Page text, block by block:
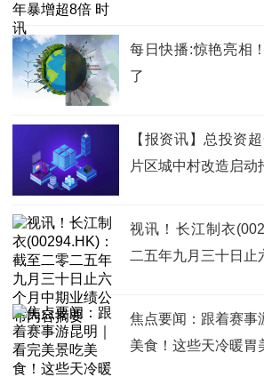
每日快播:惊艳亮相
了
【报资讯】总投资
片区城中村改造启动
视讯！长江制衣
二五年九月三十日止
焦点要闻：跟着赛事
美食！这些天冷暖胃